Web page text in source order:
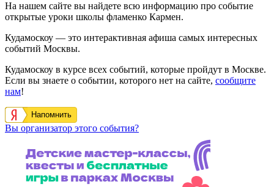
На нашем сайте вы найдете всю информацию про событие
открытые уроки школы фламенко Кармен.
Кудамоскоу — это интерактивная афиша самых интересных
событий Москвы.
Кудамоскоу в курсе всех событий, которые пройдут в Москве.
Если вы знаете о событии, которого нет на сайте, сообщите
нам!
Напомнить
Вы организатор этого события?